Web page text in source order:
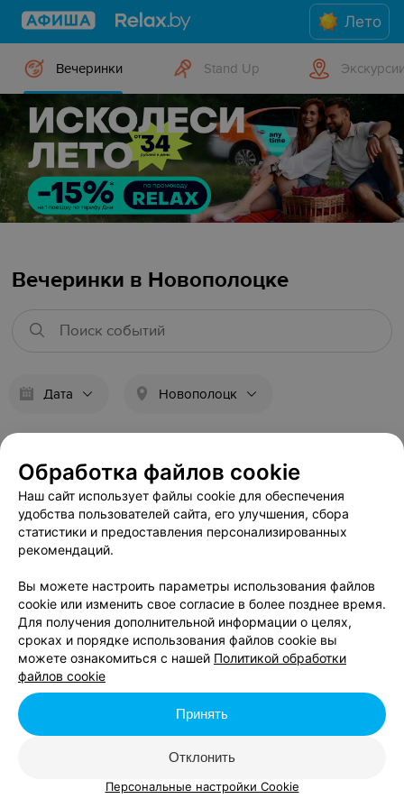
Лето
Вечеринки Stand Up
Вечеринки в Новополоцке
Дата Новополоцк
В данном городе нет событий,
удовлетворяющих условиям фильтра.
Обработка файлов cookie
Наш сайт использует файлы cookie для обеспечения
удобства пользователей сайта, его улучшения, сбора
статистики и предоставления персонализированных
рекомендаций.
Вы можете настроить параметры использования файлов
cookie или изменить свое согласие в более позднее время.
Для получения дополнительной информации о целях,
сроках и порядке использования файлов cookie вы
можете ознакомиться с нашей Политикой обработки
файлов cookie
Отклонить
Принять
Персональные настройки Cookie